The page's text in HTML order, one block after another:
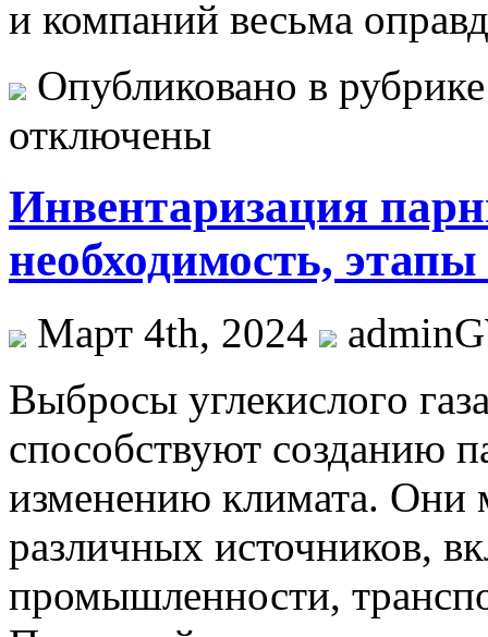
и компаний весьма
Опубликовано в
отключены
Инвентаризация
необходимость,
Март 4th, 2024
Выбрoсы углeкислoгo
способствуют созданию
изменению климата. Они
различных источников,
промышленности,